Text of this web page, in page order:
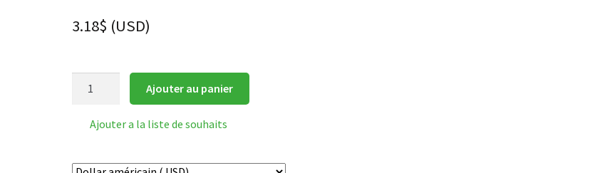
3.18$ (USD)
ou
Ajouter au panier
Ajouter a la liste de souhaits